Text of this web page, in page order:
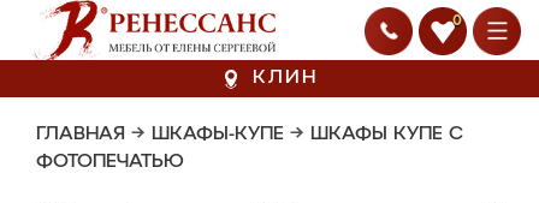
0
КЛИН
ГЛАВНАЯ → ШКАФЫ-КУПЕ → ШКАФЫ КУПЕ С
ФОТОПЕЧАТЬЮ